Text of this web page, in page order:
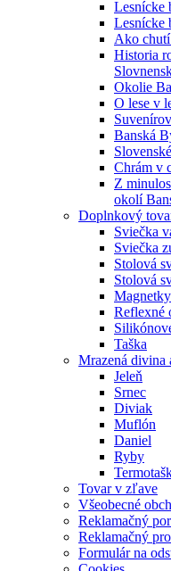
Lesnícke
Lesnícke
Ako
Historia
Okolie
O lese v
Banská
Chrám v
Z
okolí
Doplnkový
Sviečka
Sviečka
Stolová
Stolová
Reflexné
Taška
Mrazená divina
Jeleň
Srnec
Diviak
Muflón
Daniel
Ryby
Tovar v zľave
Všeobecné
Reklamačný
Reklamačný
Formulár na